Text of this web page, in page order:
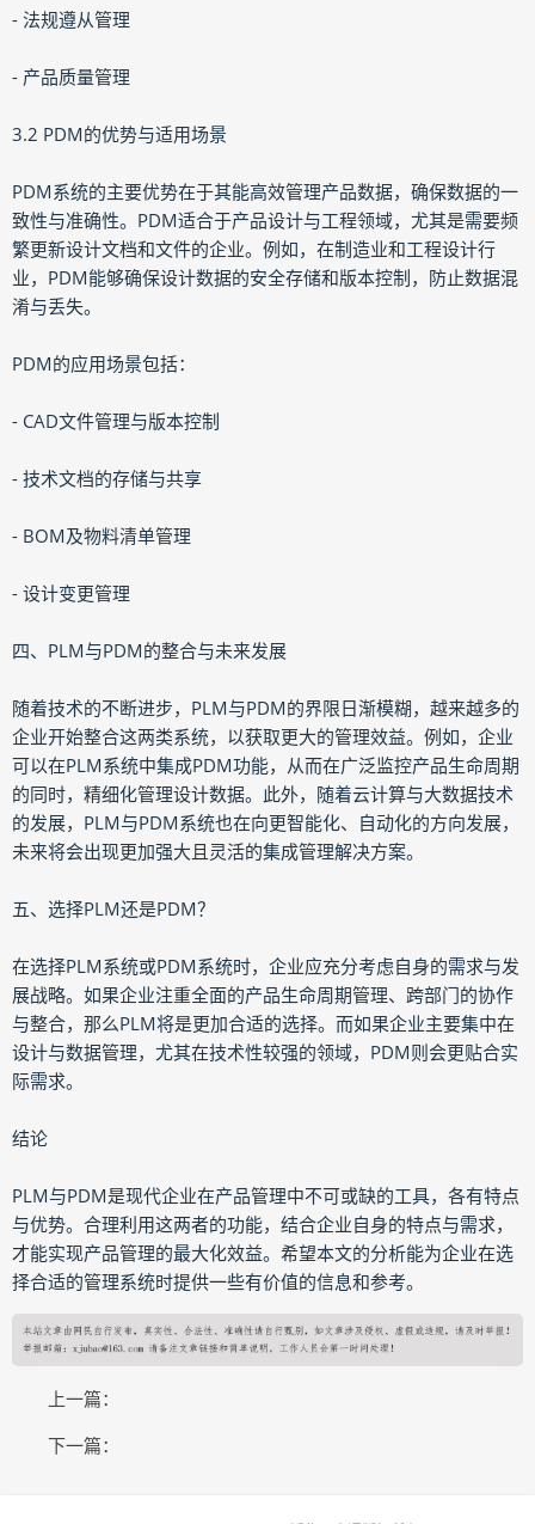
- 法规遵从管理
- 产品质量管理
3.2 PDM的优势与适用场景
PDM系统的主要优势在于其能高效管理产品数据，确保数据的一
致性与准确性。PDM适合于产品设计与工程领域，尤其是需要频
繁更新设计文档和文件的企业。例如，在制造业和工程设计行
业，PDM能够确保设计数据的安全存储和版本控制，防止数据混
淆与丢失。
PDM的应用场景包括：
- CAD文件管理与版本控制
- 技术文档的存储与共享
- BOM及物料清单管理
- 设计变更管理
四、PLM与PDM的整合与未来发展
随着技术的不断进步，PLM与PDM的界限日渐模糊，越来越多的
企业开始整合这两类系统，以获取更大的管理效益。例如，企业
可以在PLM系统中集成PDM功能，从而在广泛监控产品生命周期
的同时，精细化管理设计数据。此外，随着云计算与大数据技术
的发展，PLM与PDM系统也在向更智能化、自动化的方向发展，
未来将会出现更加强大且灵活的集成管理解决方案。
五、选择PLM还是PDM？
在选择PLM系统或PDM系统时，企业应充分考虑自身的需求与发
展战略。如果企业注重全面的产品生命周期管理、跨部门的协作
与整合，那么PLM将是更加合适的选择。而如果企业主要集中在
设计与数据管理，尤其在技术性较强的领域，PDM则会更贴合实
际需求。
结论
PLM与PDM是现代企业在产品管理中不可或缺的工具，各有特点
与优势。合理利用这两者的功能，结合企业自身的特点与需求，
才能实现产品管理的最大化效益。希望本文的分析能为企业在选
择合适的管理系统时提供一些有价值的信息和参考。
上一篇：
下一篇：